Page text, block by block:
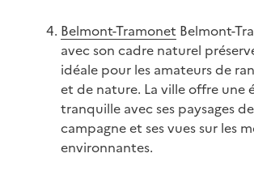
Belmont-Tramonet Belmont-
avec son cadre naturel
idéale pour les amateurs de
et de nature. La ville offre une
tranquille avec ses paysages de
campagne et ses vues sur les
environnantes.